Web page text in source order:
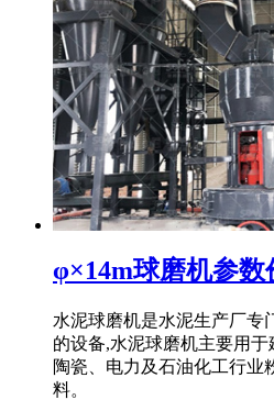
φ×14m球磨机参数
水泥球磨机是水泥生产厂专
的设备,水泥球磨机主要用
陶瓷、电力及石油化工行业
料。